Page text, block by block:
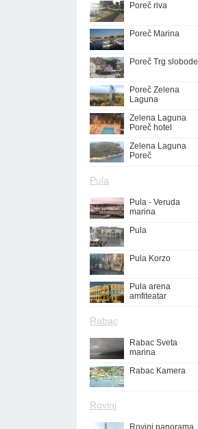
Poreč riva
Poreč Marina
Poreč Trg slobode
Poreč Zelena
Laguna
Zelena Laguna
Poreč hotel
Zelena Laguna
Poreč
Pula
Pula - Veruda
marina
Pula
Pula Korzo
Pula arena
amfiteatar
Rabac
Rabac Sveta
marina
Rabac Kamera
Rovinj
Rovinj panorama